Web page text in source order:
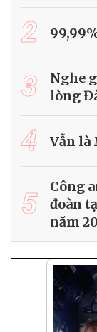
2
3
Nghe
lòng
4 Vẫn là
5
Công
đoàn
năm